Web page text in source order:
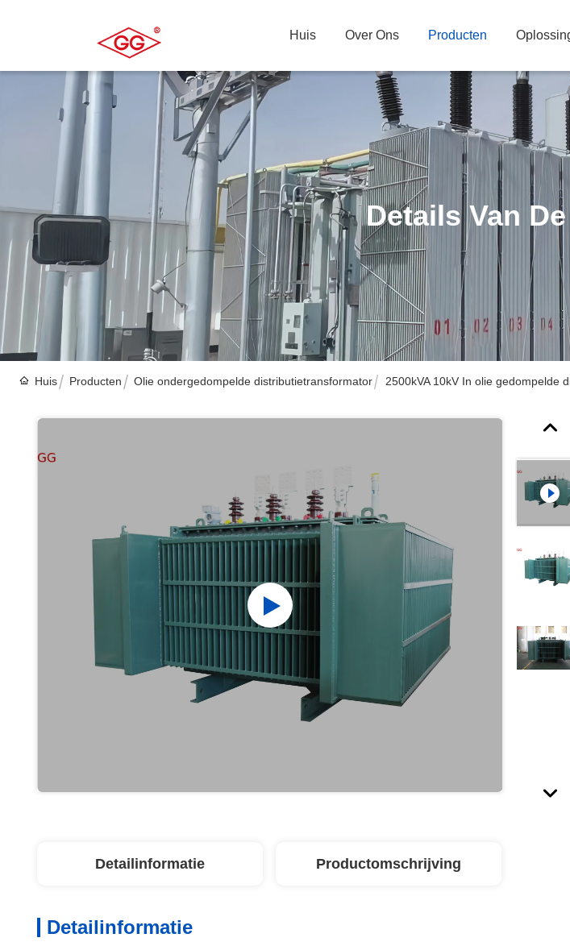
Huis Over Ons Producten
Details Van
Huis Producten Olie ondergedompelde distributietransformator 2500kVA 10kV In olie gedompelde
Detailinformatie Productomschrijving
Detailinformatie